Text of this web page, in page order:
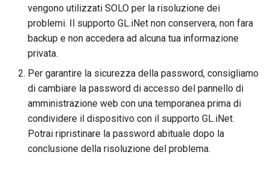
vengono utilizzati SOLO per la risoluzione dei
problemi. Il supporto GL.iNet non conservera, non fara
backup e non accedera ad alcuna tua informazione
privata.
Per garantire la sicurezza della password, consigliamo
di cambiare la password di accesso del pannello di
amministrazione web con una temporanea prima di
condividere il dispositivo con il supporto GL.iNet.
Potrai ripristinare la password abituale dopo la
conclusione della risoluzione del problema.